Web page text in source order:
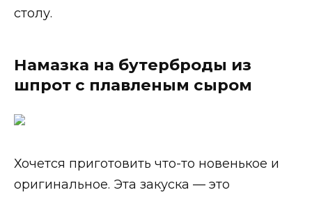
столу.
Намазка на бутерброды из
шпрот с плавленым сыром
Хочется приготовить что-то новенькое и
оригинальное. Эта закуска — это